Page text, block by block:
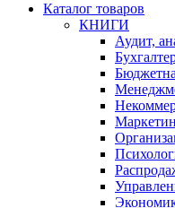
Каталог товаров
КНИГИ
Аудит,